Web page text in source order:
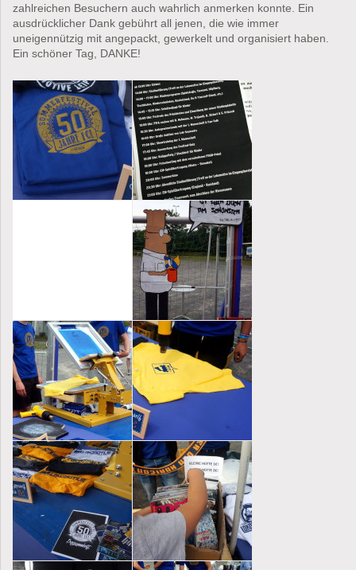
zahlreichen Besuchern auch wahrlich anmerken konnte. Ein
ausdrücklicher Dank gebührt all jenen, die wie immer
uneigennützig mit angepackt, gewerkelt und organisiert haben.
Ein schöner Tag, DANKE!